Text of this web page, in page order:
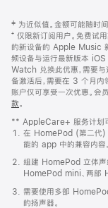
页
页
脚
注
‡ 为近似值。金额可能随时间
⁺ 仅限新订阅用户。免费试
的新设备的 Apple Music
频设备与运行最新版本
Watch 兑换此优惠，需要
备激活后，需要在 3 个月内
账户仅可享受一次优惠。会
款。
窗
口
中
打
开)
** AppleCare+ 服务计划可
在 HomePod (第二代)
能的 app 中的兼容内容
组建 HomePod 立体声
HomePod mini、两部
需要使用多部
的扬声器。